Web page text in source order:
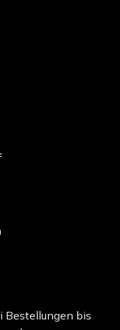
Bestellungen bis